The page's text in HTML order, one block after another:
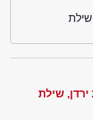
שילת
ירדן, שילת